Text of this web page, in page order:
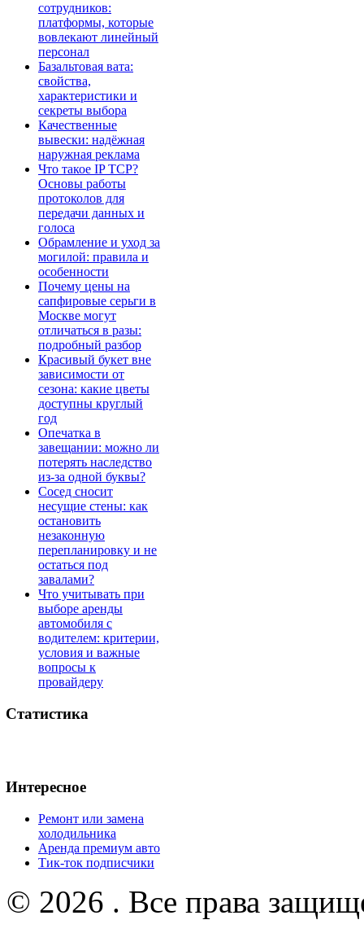
сотрудников:
платформы, которые
вовлекают линейный
персонал
Базальтовая вата:
свойства,
характеристики и
секреты выбора
Качественные
вывески: надёжная
наружная реклама
Что такое IP TCP?
Основы работы
протоколов для
передачи данных и
голоса
Обрамление и уход за
могилой: правила и
особенности
Почему цены на
сапфировые серьги в
Москве могут
отличаться в разы:
подробный разбор
Красивый букет вне
зависимости от
сезона: какие цветы
доступны круглый
год
Опечатка в
завещании: можно ли
потерять наследство
из-за одной буквы?
Сосед сносит
несущие стены: как
остановить
незаконную
перепланировку и не
остаться под
завалами?
Что учитывать при
выборе аренды
автомобиля с
водителем: критерии,
условия и важные
вопросы к
провайдеру
Статистика
Интересное
Ремонт или замена
холодильника
Аренда премиум авто
Тик-ток подписчики
© 2026 . Все права